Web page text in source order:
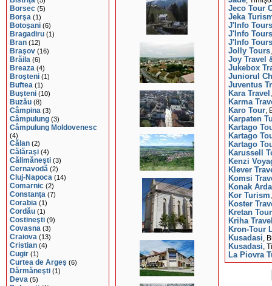
Borsec (5)
Borşa (1)
Botoşani (6)
Bragadiru (1)
Bran (12)
Braşov (16)
Brăila (6)
Breaza (4)
Broşteni (1)
Buftea (1)
Buşteni (10)
Buzău (8)
Câmpina (3)
Câmpulung (3)
Câmpulung Moldovenesc
(4)
Călan (2)
Călăraşi (4)
Călimăneşti (3)
Cernavodă (2)
Cluj-Napoca (14)
Comarnic (2)
Constanţa (7)
Corabia (1)
Cordău (1)
Costineşti (9)
Covasna (3)
Craiova (13)
Cristian (4)
Cugir (1)
Curtea de Argeş (6)
Dărmăneşti (1)
Deva (5)
Jeco Tour
Jeka
J'Info Tours
J'Info Tours
J'Info Tours
Jolly Tours
Joy Travel
Jukebox
Juniorul
Juventus
Kara Travel
Karma
Karo Tour ,
Karpaten
Kartago
Kartago
Kartago
Karussell
Kenzi
Klever
Komsi
Konak
Kor Turism
Koster
Kretan Tour
Kriha
Kron-Tour
Kusadasi ,
Kusadasi ,
La Piovra